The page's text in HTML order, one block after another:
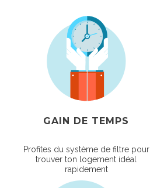
GAIN DE TEMPS
Profites du système de filtre pour
trouver ton logement idéal
rapidement